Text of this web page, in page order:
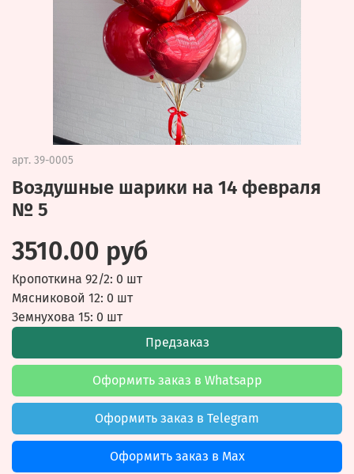
арт. 39-0005
Воздушные шарики на 14 февраля
№ 5
3510.00 руб
Кропоткина 92/2: 0 шт
Мясниковой 12: 0 шт
Земнухова 15: 0 шт
Предзаказ
Оформить заказ в Whatsapp
Оформить заказ в Telegram
Оформить заказ в Max